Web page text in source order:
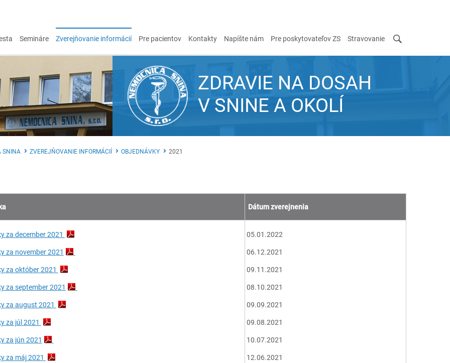
Semináre Zverejňovanie informácií Pre pacientov Kontakty Napíšte nám Pre poskytovateľov ZS Stravovanie
ZDRAVIE NA DOSAH
V SNINE A OKOLÍ
SNINA ZVEREJŇOVANIE INFORMÁCIÍ OBJEDNÁVKY 2021
Dátum zverejnenia
za december 2021
za november 2021
za október 2021
za september 2021
za august 2021
za júl 2021
za jún 2021
za máj 2021
05.01.2022
06.12.2021
09.11.2021
08.10.2021
09.09.2021
09.08.2021
10.07.2021
12.06.2021